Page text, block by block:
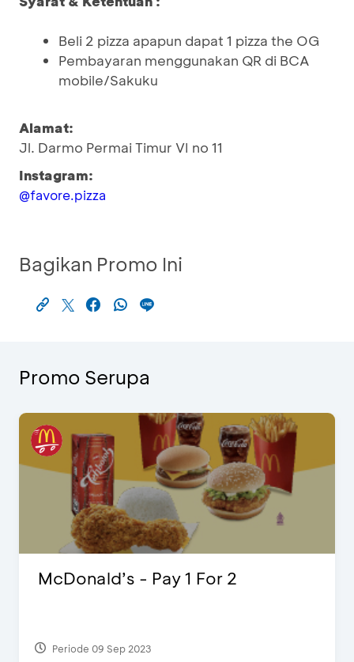
Beli 2 pizza apapun dapat 1 pizza the OG
Pembayaran menggunakan QR di BCA
mobile/Sakuku
Alamat:
Jl. Darmo Permai Timur VI no 11
Instagram:
@favore.pizza
Bagikan Promo Ini
Promo Serupa
McDonald’s - Pay 1 For 2
Periode 09 Sep 2023